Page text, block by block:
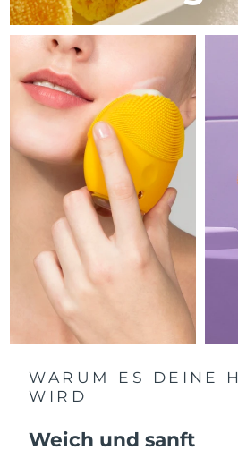
WARUM ES DEINE
WIRD
Weich und sanft
Litauen
Luxemburg
Sonderverwaltungsregion
Macau
Malaysia
Malta
Mexiko
Monaco
Niederlande
Neuseeland
Oman